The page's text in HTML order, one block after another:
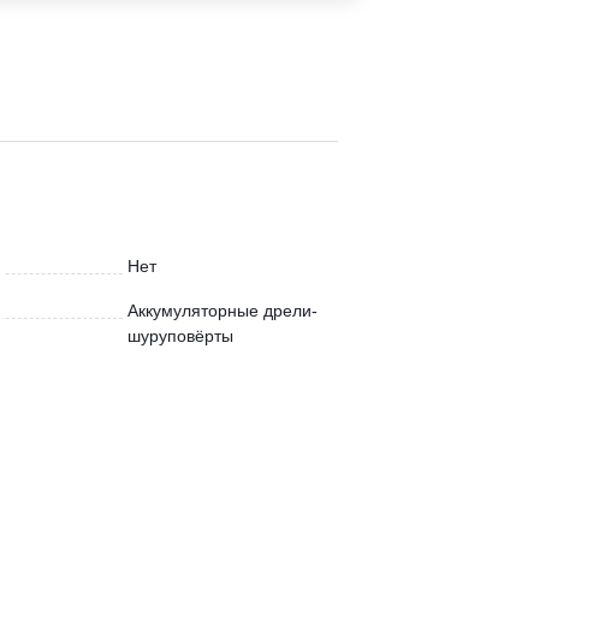
Нет
Аккумуляторные дрели-
шуруповёрты